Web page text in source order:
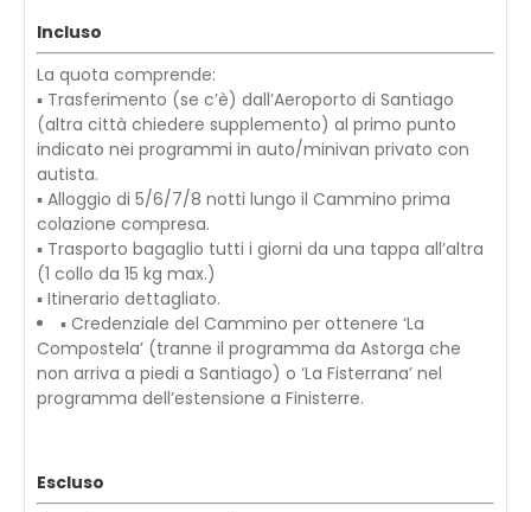
Incluso
La quota comprende:
▪ Trasferimento (se c’è) dall’Aeroporto di Santiago
(altra città chiedere supplemento) al primo punto
indicato nei programmi in auto/minivan privato con
autista.
▪ Alloggio di 5/6/7/8 notti lungo il Cammino prima
colazione compresa.
▪ Trasporto bagaglio tutti i giorni da una tappa all’altra
(1 collo da 15 kg max.)
▪ Itinerario dettagliato.
▪ Credenziale del Cammino per ottenere ‘La
Compostela’ (tranne il programma da Astorga che
non arriva a piedi a Santiago) o ‘La Fisterrana’ nel
programma dell’estensione a Finisterre.
Escluso